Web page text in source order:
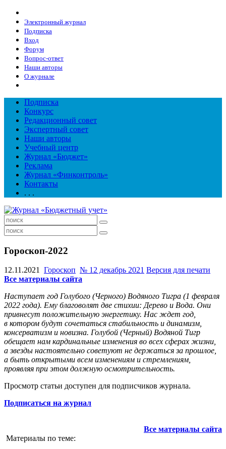
Электронный журнал
Подписка
Вход
Форум
Вопрос-ответ
Наши авторы
О журнале
Подписка
Конкурс
Редакционный совет
Экспертный совет
Наши авторы
Учебный центр
Журнал «Бюджет»
Реклама
Журнал «Финконтроль»
Контакты
. . .
Гороскоп-2022
12.11.2021 Гороскоп № 12 декабрь 2021 Версия для печати
Все материалы сайта
Наступает год Голубого (Черного) Водяного Тигра (1 февраля
2022 года). Ему благоволят две стихии: Дерево и Вода. Они
привнесут положительную энергетику. Нас ждет год,
в котором будут сочетаться стабильность и динамизм,
консерватизм и новизна. Голубой (Черный) Водяной Тигр
обещает нам кардинальные изменения во всех сферах жизни,
а звезды настоятельно советуют не держаться за прошлое,
а быть открытыми всем изменениям и стремлениям,
проявляя при этом должную осмотрительность.
Просмотр статьи доступен для подписчиков журнала.
Подписаться на журнал
Все материалы сайта
Материалы по теме: